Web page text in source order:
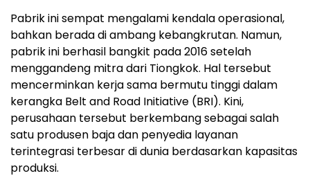
Pabrik ini sempat mengalami kendala operasional,
bahkan berada di ambang kebangkrutan. Namun,
pabrik ini berhasil bangkit pada 2016 setelah
menggandeng mitra dari Tiongkok. Hal tersebut
mencerminkan kerja sama bermutu tinggi dalam
kerangka Belt and Road Initiative (BRI). Kini,
perusahaan tersebut berkembang sebagai salah
satu produsen baja dan penyedia layanan
terintegrasi terbesar di dunia berdasarkan kapasitas
produksi.